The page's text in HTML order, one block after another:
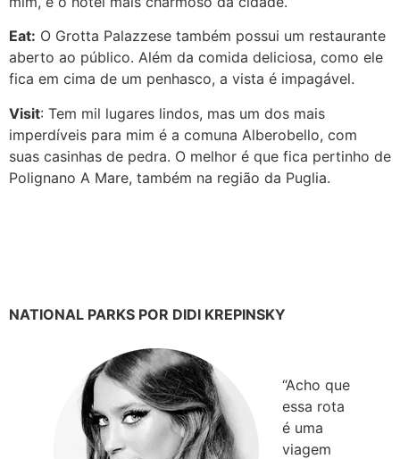
Eat: O Grotta Palazzese também possui um restaurante
aberto ao público. Além da comida deliciosa, como ele
fica em cima de um penhasco, a vista é impagável.
Visit: Tem mil lugares lindos, mas um dos mais
imperdíveis para mim é a comuna Alberobello, com
suas casinhas de pedra. O melhor é que fica pertinho de
Polignano A Mare, também na região da Puglia.
NATIONAL PARKS POR DIDI KREPINSKY
“Acho que
essa rota
é uma
viagem